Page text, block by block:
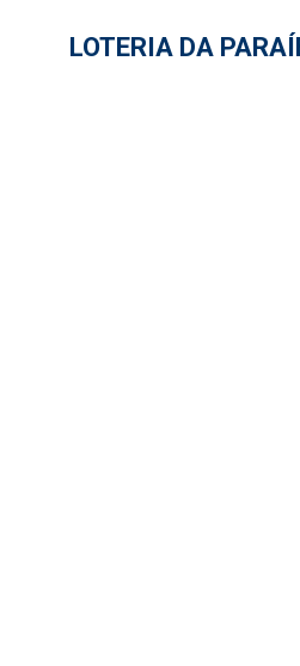
LOTERIA DA